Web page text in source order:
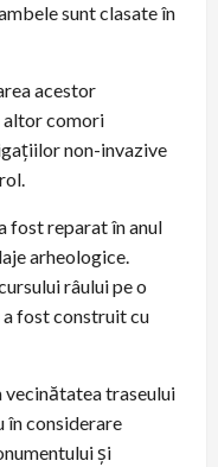
sunt clasate în
acestor
altor comori
non-invazive
fost reparat în anul
arheologice.
râului pe o
fost construit cu
traseului
în considerare
și